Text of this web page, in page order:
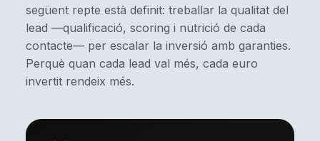
següent repte està definit: treballar la qualitat del
lead —qualificació, scoring i nutrició de cada
contacte— per escalar la inversió amb garanties.
Perquè quan cada lead val més, cada euro
invertit rendeix més.